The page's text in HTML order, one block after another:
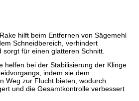
hilft beim Entfernen von Sägemehl
Schneidbereich, verhindert
sorgt für einen glatteren Schnitt.
helfen bei der Stabilisierung der Klinge
indem sie dem
Weg zur Flucht bieten, wodurch
und die Gesamtkontrolle verbessert